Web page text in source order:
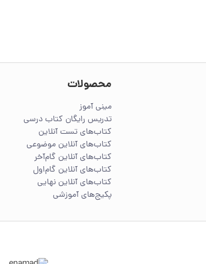
محصولات
مینی آموز
تدریس رایگان کتاب درسی
کتاب‌های تست آنلاین
کتاب‌های آنلاین موضوعی
کتاب‌های آنلاین گام‌آخر
کتاب‌های آنلاین گام‌اول
کتاب‌های آنلاین نهایی
پکیج‌های آموزشی